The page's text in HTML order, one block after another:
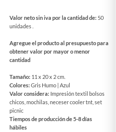
Valor neto sin iva por la cantidad de: 50
unidades .
Agregue el producto al presupuesto para
obtener valor por mayor o menor
cantidad
Tamaño: 11 x 20 x 2 cm.
Colores:Gris Humo | Azul
Valor considera: Impresión textil bolsos
chicos, mochilas, neceser cooler tnt, set
picnic
Tiempos de producción de 5-8 días
hábiles